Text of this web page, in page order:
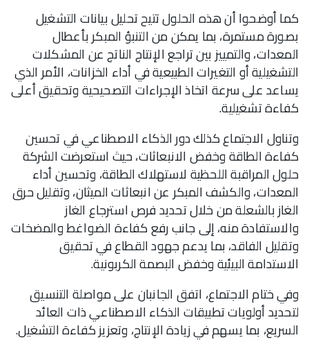
كما أوضحوا أن هذه الحلول تتيح تحليل بيانات التشغيل
بصورة مستمرة، بما يمكن من التنبؤ المبكر بأعطال
المعدات، والتمييز بين تراجع الإنتاج الناتج عن المشكلات
التشغيلية أو التغيرات الطبيعية في أداء الخزانات، الأمر الذي
يساعد على سرعة اتخاذ الإجراءات التصحيحية وتحقيق أعلى
كفاءة تشغيلية.
وتناول الاجتماع كذلك دور الذكاء الاصطناعي في تحسين
كفاءة الطاقة وخفض الانبعاثات، حيث استعرضت الشركة
حلول المراقبة اللحظية لاستهلاك الطاقة، وتحسين أداء
المعدات، والكشف المبكر عن انبعاثات الميثان، وتقليل حرق
الغاز بالشعلة من خلال تحديد فرص استرجاع الغاز
والاستفادة منه، إلى جانب رفع كفاءة الضواغط والمضخات
وتقليل الفاقد، بما يدعم جهود القطاع في تحقيق
الاستدامة البيئية وخفض البصمة الكربونية.
وفي ختام الاجتماع، اتفق الجانبان على مواصلة التنسيق
لتحديد أولويات تطبيقات الذكاء الاصطناعي ذات العائد
السريع، بما يسهم في زيادة الإنتاج، وتعزيز كفاءة التشغيل.